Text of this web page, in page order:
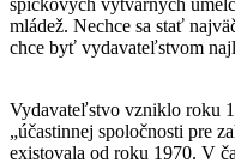
špičkových výtvarných
mládež. Nechce sa stať
chce byť vydavateľstvom
Vydavateľstvo vzniklo roku
„účastinnej spoločnosti pre
existovala od roku 1970. V